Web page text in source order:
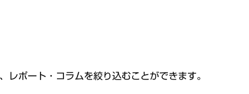
ポート・コラムを絞り込むことができます。